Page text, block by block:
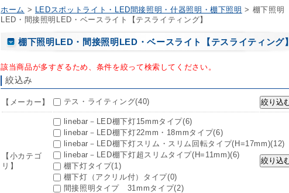
ホーム > LEDスポットライト・LED間接照明・什器照明・棚下照明 > 棚下照明
LED・間接照明LED・ベースライト【テスライティング】
棚下照明LED・間接照明LED・ベースライト【テスライティング】
該当商品が多すぎるため、条件を絞って検索してください。
絞込み
【メーカー】 テス・ライティング(40)
【小カテゴ
リ】
linebar－LED棚下灯15mmタイプ(6)
linebar－LED棚下灯22mm・18mmタイプ(6)
linebar－LED棚下灯スリム・スリム回転タイプ(H=17mm)(12)
linebar－LED棚下灯超スリムタイプ(H=11mm)(6)
棚下灯タイプ(1)
棚下灯（アクリル付）タイプ(0)
間接照明タイプ 31mmタイプ(2)